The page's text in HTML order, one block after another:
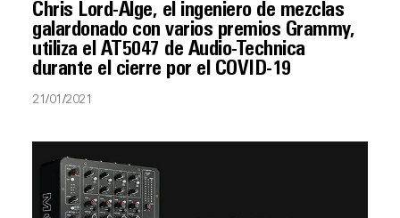
Chris Lord-Alge, el ingeniero de mezclas
galardonado con varios premios Grammy,
utiliza el AT5047 de Audio-Technica
durante el cierre por el COVID-19
21/01/2021